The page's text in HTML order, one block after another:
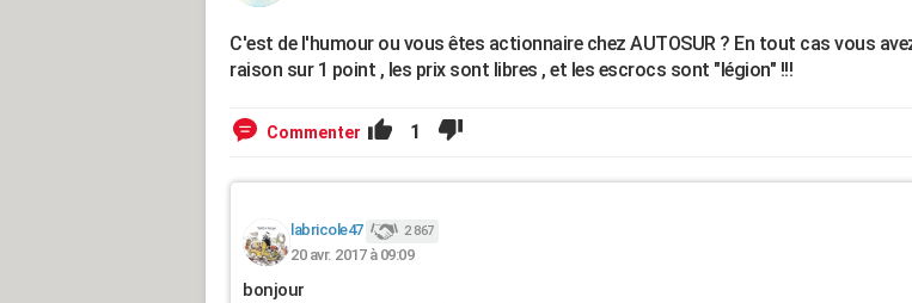
C'est de l'humour ou vous êtes actionnaire chez AUTOSUR ? En tout cas vous
raison sur 1 point , les prix sont libres , et les escrocs sont "légion" !!!
Commenter 1
labricole47 2 867
20 avr. 2017 à 09:09
bonjour